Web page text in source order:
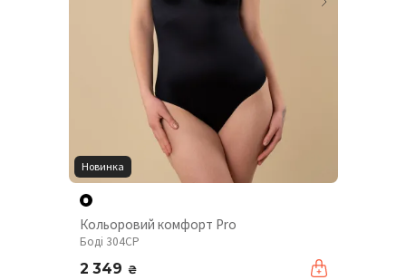
Новинка
Кольоровий комфорт Pro
Боді 304CP
2 349 ₴